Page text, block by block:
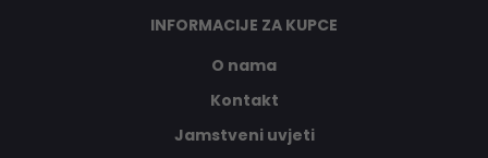
INFORMACIJE ZA KUPCE
O nama
Kontakt
Jamstveni uvjeti